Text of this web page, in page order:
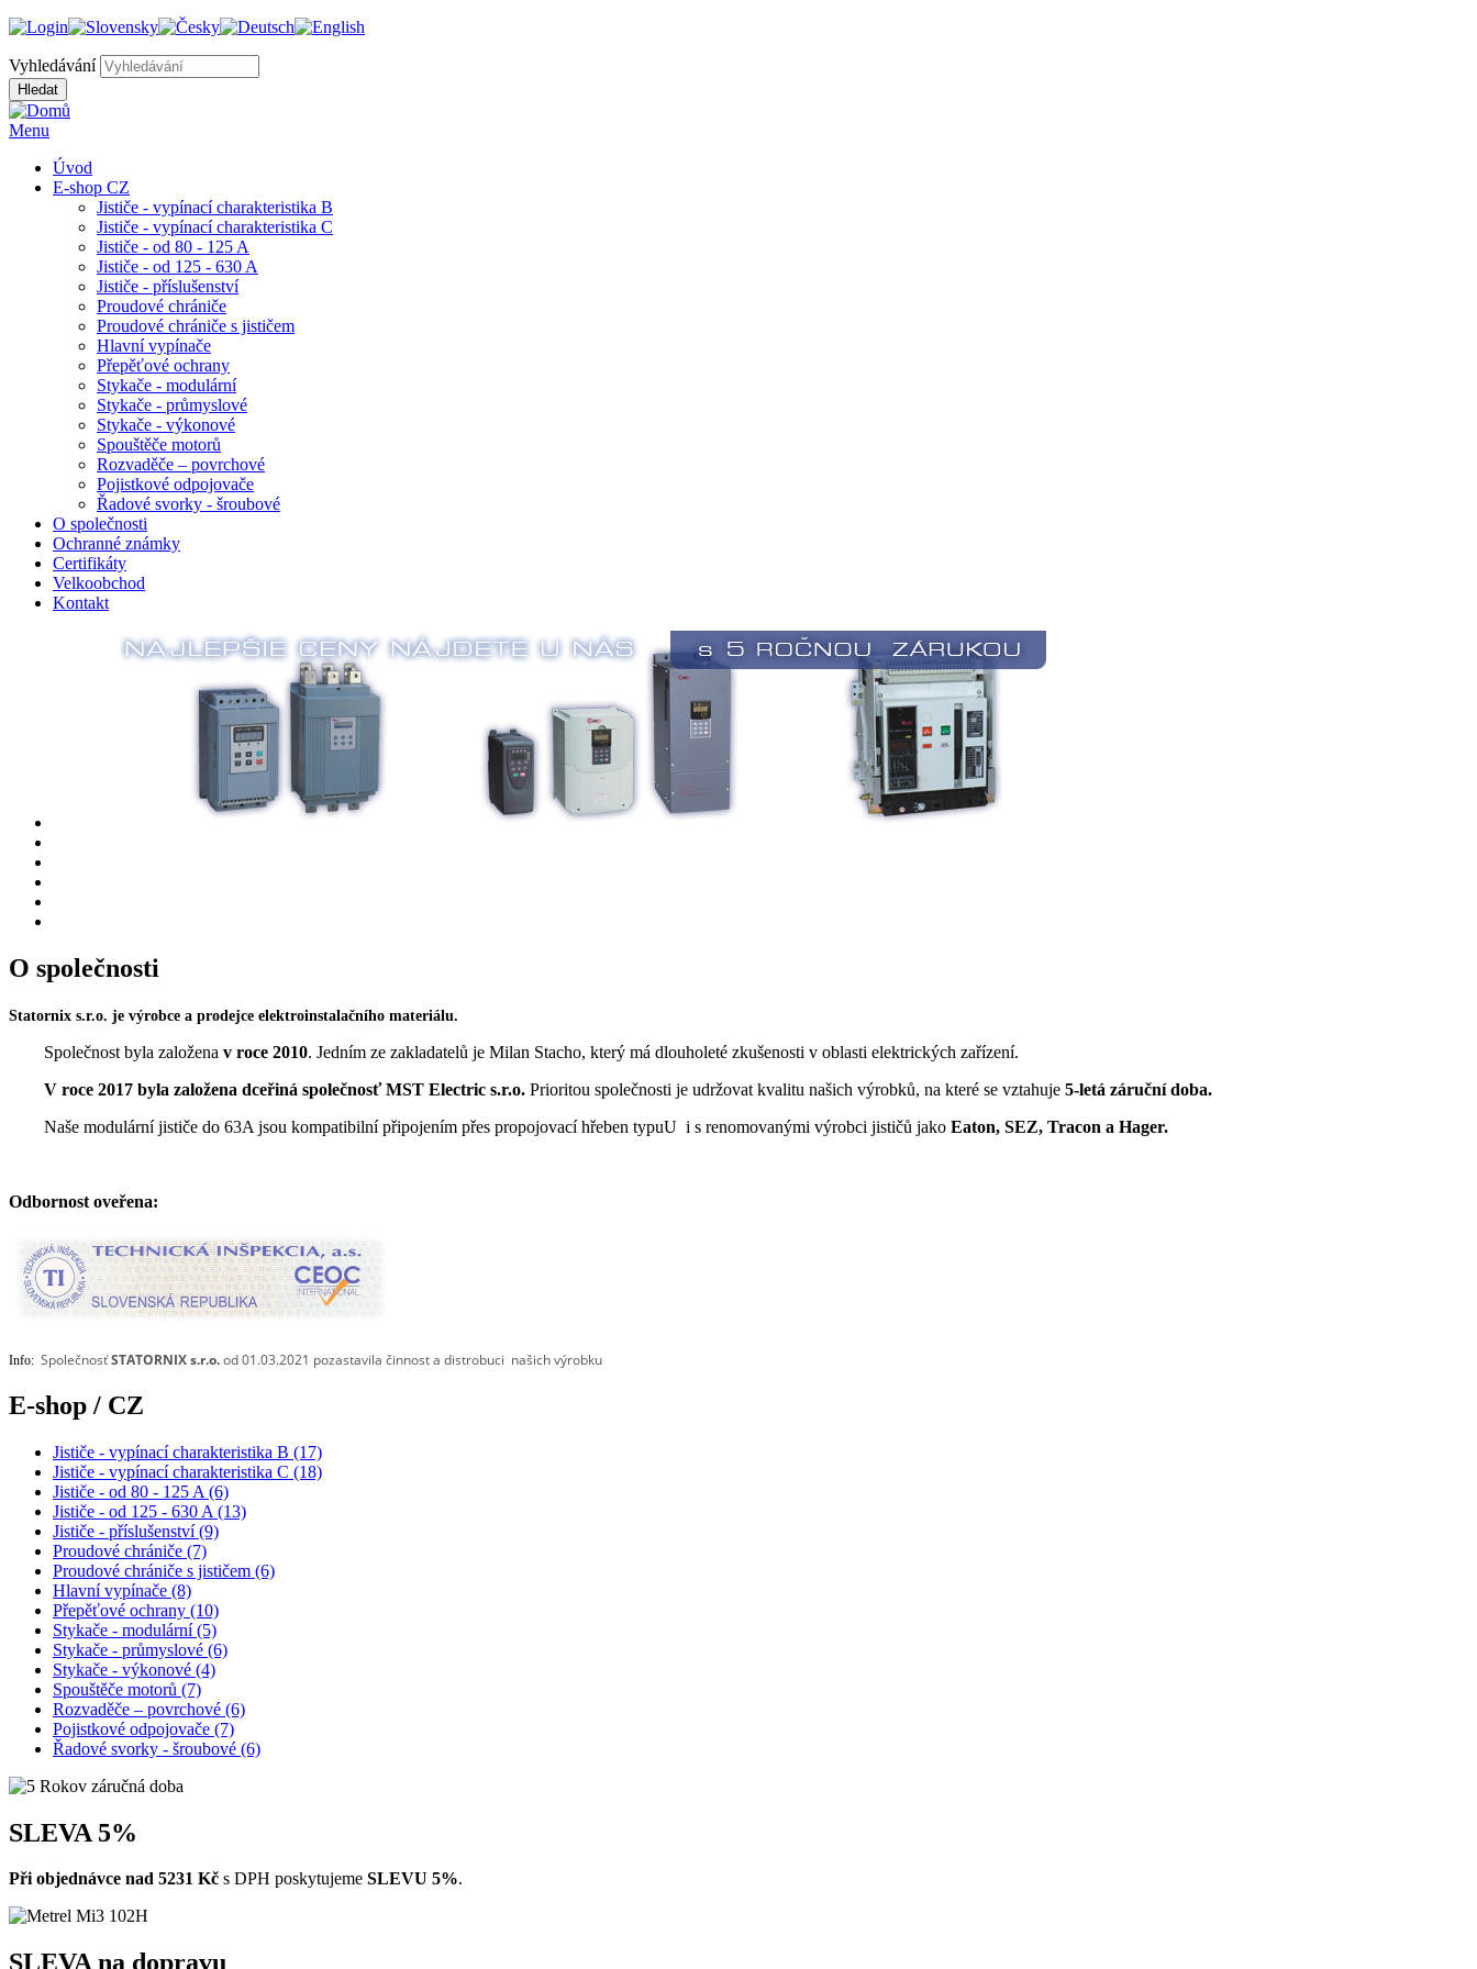
Vyhledávání
Menu
Úvod
E-shop CZ
Jističe - vypínací charakteristika B
Jističe - vypínací charakteristika C
Jističe - od 80 - 125 A
Jističe - od 125 - 630 A
Jističe - příslušenství
Proudové chrániče
Proudové chrániče s jističem
Hlavní vypínače
Přepěťové ochrany
Stykače - modulární
Stykače - průmyslové
Stykače - výkonové
Spouštěče motorů
Rozvaděče – povrchové
Pojistkové odpojovače
Řadové svorky - šroubové
O společnosti
Ochranné známky
Certifikáty
Velkoobchod
Kontakt
O společnosti
Statornix s.r.o. je výrobce a prodejce elektroinstalačního materiálu.
Společnost byla založena v roce 2010. Jedním ze zakladatelů je Milan Stacho, který má dlouholeté zkušenosti v oblasti elektrických zařízení.
V roce 2017 byla založena dceřiná společnosť MST Electric s.r.o. Prioritou společnosti je udržovat kvalitu našich výrobků, na které se vztahuje 5-letá záruční doba.
Naše modulární jističe do 63A jsou kompatibilní připojením přes propojovací hřeben typuU i s renomovanými výrobci jističů jako Eaton, SEZ, Tracon a Hager.
Odbornost oveřena:
Info: SpolečnosťSTATORNIX s.r.o.od 01.03.2021 pozastavila činnost a distrobuci našich výrobku
E-shop / CZ
Jističe - vypínací charakteristika B (17)
Jističe - vypínací charakteristika C (18)
Jističe - od 80 - 125 A (6)
Jističe - od 125 - 630 A (13)
Jističe - příslušenství (9)
Proudové chrániče (7)
Proudové chrániče s jističem (6)
Hlavní vypínače (8)
Přepěťové ochrany (10)
Stykače - modulární (5)
Stykače - průmyslové (6)
Stykače - výkonové (4)
Spouštěče motorů (7)
Rozvaděče – povrchové (6)
Pojistkové odpojovače (7)
Řadové svorky - šroubové (6)
SLEVA 5%
Při objednávce nad 5231 Kč s DPH poskytujeme SLEVU 5%.
SLEVA na dopravu